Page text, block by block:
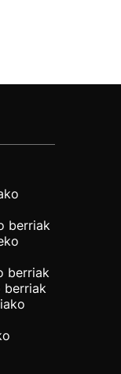
berriak
berriak
berriak